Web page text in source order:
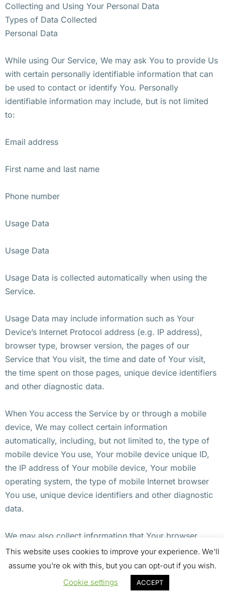
Collecting and Using Your Personal Data
Types of Data Collected
Personal Data
While using Our Service, We may ask You to provide Us
with certain personally identifiable information that can
be used to contact or identify You. Personally
identifiable information may include, but is not limited
to:
Email address
First name and last name
Phone number
Usage Data
Usage Data
Usage Data is collected automatically when using the
Service.
Usage Data may include information such as Your
Device’s Internet Protocol address (e.g. IP address),
browser type, browser version, the pages of our
Service that You visit, the time and date of Your visit,
the time spent on those pages, unique device identifiers
and other diagnostic data.
When You access the Service by or through a mobile
device, We may collect certain information
automatically, including, but not limited to, the type of
mobile device You use, Your mobile device unique ID,
the IP address of Your mobile device, Your mobile
operating system, the type of mobile Internet browser
You use, unique device identifiers and other diagnostic
data.
We may also collect information that Your browser
sends whenever You visit our Service or when You
access the Service by or through a mobile device.
Information from Third-Party Social Media Services
This website uses cookies to improve your experience. We'll
assume you're ok with this, but you can opt-out if you wish.
Cookie settings
ACCEPT